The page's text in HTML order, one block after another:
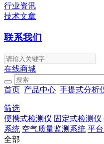
行业资讯
技术文章
联系我们
在线商城
首页 产品中心 手提式分析
筛选
便携式检测仪 固定式检测仪
系统 空气质量监测系统 平
全部